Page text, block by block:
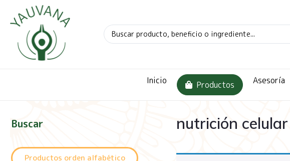
Inicio Productos Asesoría
Buscar
Productos orden alfabético
nutrición celular